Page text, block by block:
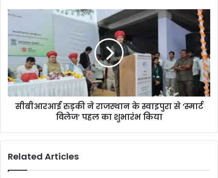
सीबीआरआई रुड़की ने राजस्थान के स्वाइपुरा से ‘स्मार्ट
विलेज’ पहल का शुभारंभ किया
Related Articles